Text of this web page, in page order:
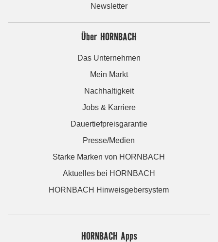
Newsletter
Über HORNBACH
Das Unternehmen
Mein Markt
Nachhaltigkeit
Jobs & Karriere
Dauertiefpreisgarantie
Presse/Medien
Starke Marken von HORNBACH
Aktuelles bei HORNBACH
HORNBACH Hinweisgebersystem
HORNBACH Apps